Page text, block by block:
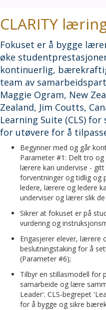
CLARITY
Fokuset er å bygge
øke
kontinuerlig,
team av
Maggie Ogram, New
Zealand, Jim Coutts,
Learning Suite (CLS)
for utøvere for å
Begynner med og går
Parameter #1: Delt tro
lærere kan undervise -
forventninger og tidlig og
ledere, lærere og ledere
underviser og lærer slik
Sikrer at fokuset er på
vurdering og
Engasjerer elever, lærere
beslutningstaking for å
(Parameter #6);
Tilbyr en stillasmodell for
samarbeide og lære
Leader'. CLS-begrepet
for å bygge og sikre